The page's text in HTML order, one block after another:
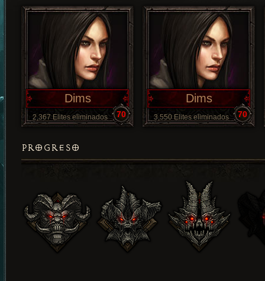
Dims
2,367 Elites eliminados 70
Dims
3,550 Elites eliminados 70
PROGRESO